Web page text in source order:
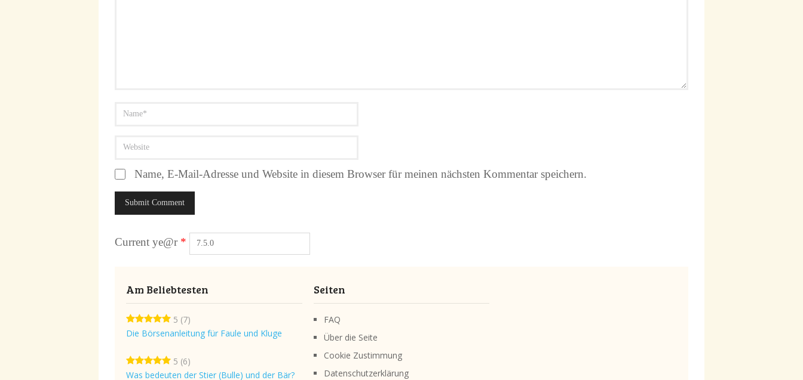
Name, E-Mail-Adresse und Website in diesem Browser für meinen nächsten Kommentar speichern.
Current ye@r *
Am Beliebtesten
5 (7)
Die Börsenanleitung für Faule und Kluge
5 (6)
Was bedeuten der Stier (Bulle) und der Bär?
Seiten
FAQ
Über die Seite
Cookie Zustimmung
Datenschutzerklärung